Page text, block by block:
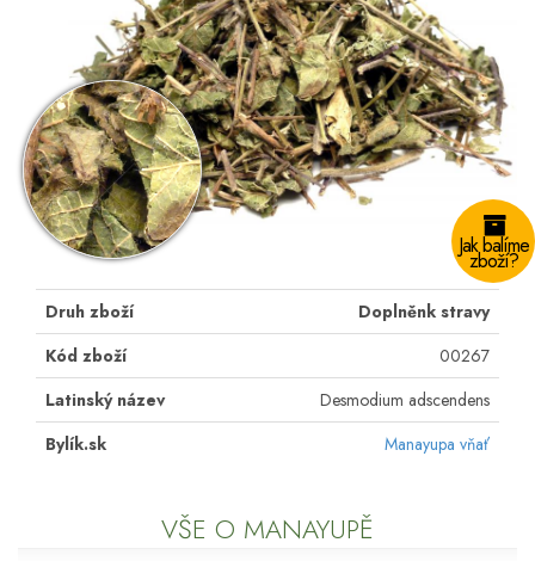
Jak balíme
zboží?
Druh zboží
Doplněnk stravy
Kód zboží
00267
Latinský název
Desmodium adscendens
Bylík.sk
Manayupa vňať
VŠE O MANAYUPĚ